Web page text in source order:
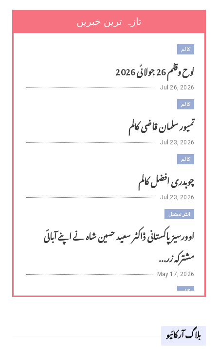
تازہ ترین خبریں
کالم
لوح وقلم 26 جولائی 2026
Jul 26, 2026
کالم
تمیور سلمان قاضی کالم
Jul 23, 2026
کالم
چوہدری افضل کالم
Jul 23, 2026
انٹر نیشنل
اوورسیز پاکستانی ڈاکٹر سعید حسین شاہ نے اپنے آبائی
مشترکہ زر...
May 17, 2026
کالم
Apr 18, 2026
بلاگ آرکائیو